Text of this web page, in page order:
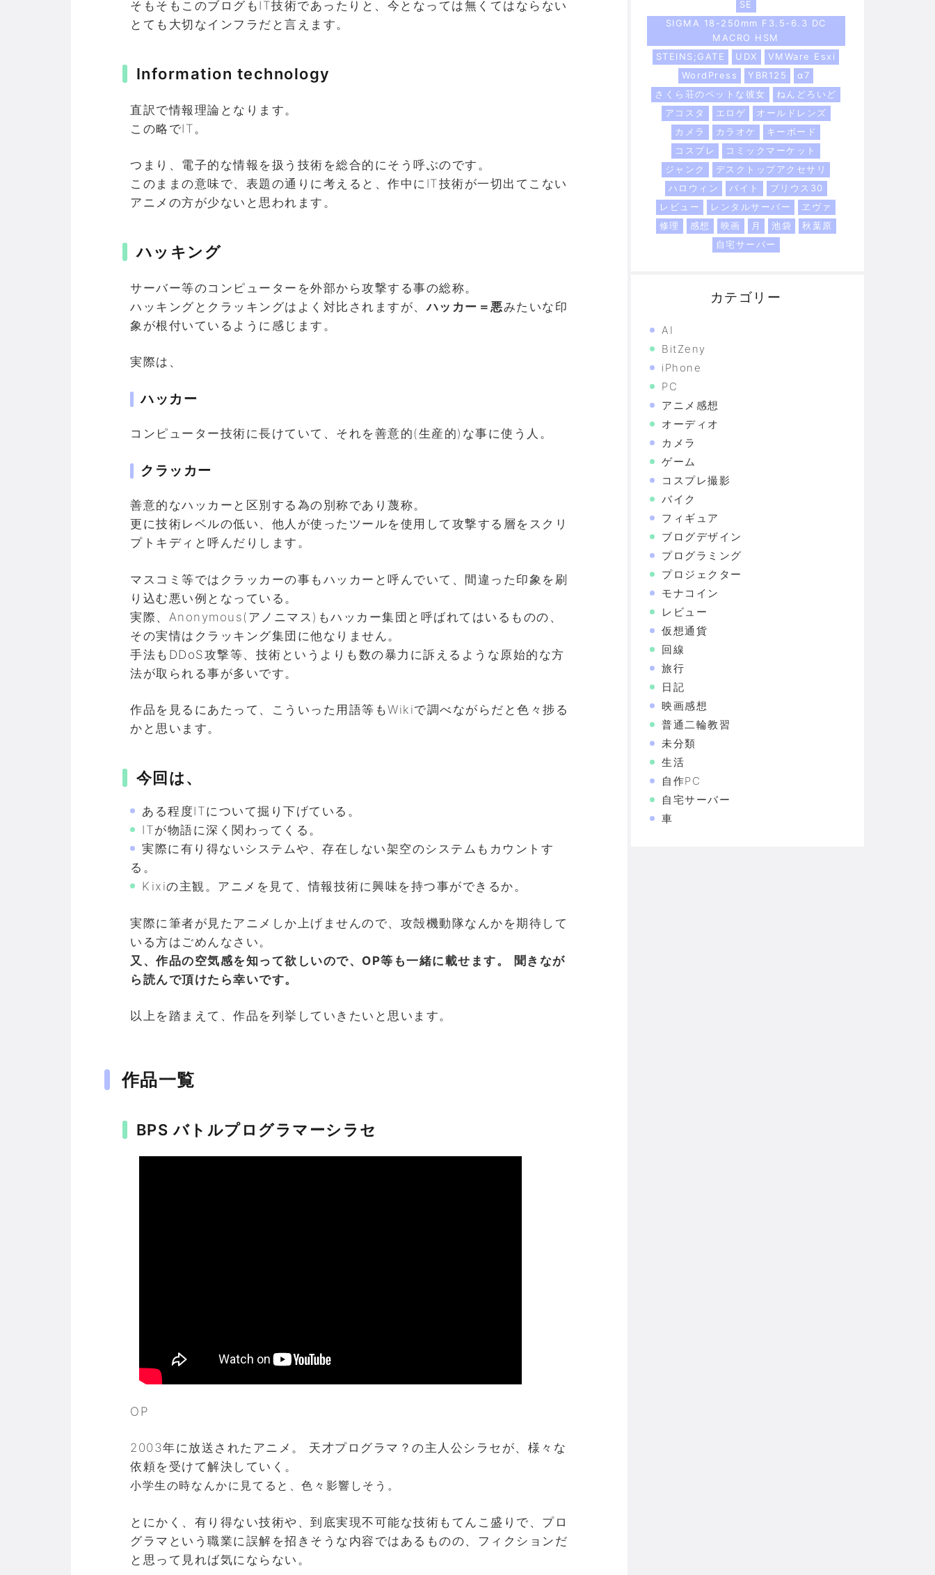
そもそもこのブログもIT技術であったりと、今となっては無くてはならない
とても大切なインフラだと言えます。
Information technology
直訳で情報理論となります。
この略でIT。
つまり、電子的な情報を扱う技術を総合的にそう呼ぶのです。
このままの意味で、表題の通りに考えると、作中にIT技術が一切出てこない
アニメの方が少ないと思われます。
ハッキング
サーバー等のコンピューターを外部から攻撃する事の総称。
ハッキングとクラッキングはよく対比されますが、ハッカー＝悪みたいな印
象が根付いているように感じます。
実際は、
ハッカー
コンピューター技術に長けていて、それを善意的(生産的)な事に使う人。
クラッカー
善意的なハッカーと区別する為の別称であり蔑称。
更に技術レベルの低い、他人が使ったツールを使用して攻撃する層をスクリ
プトキディと呼んだりします。
マスコミ等ではクラッカーの事もハッカーと呼んでいて、間違った印象を刷
り込む悪い例となっている。
実際、Anonymous(アノニマス)もハッカー集団と呼ばれてはいるものの、
その実情はクラッキング集団に他なりません。
手法も DDoS攻撃等、技術というよりも数の暴力に訴えるような原始的な方
法が取られる事が多いです。
作品を見るにあたって、こういった用語等もWikiで調べながらだと色々捗る
かと思います。
今回は、
ある程度ITについて掘り下げている。
ITが物語に深く関わってくる。
実際に有り得ないシステムや、存在しない架空のシステムもカウントす
る。
Kixiの主観。アニメを見て、情報技術に興味を持つ事ができるか。
実際に筆者が見たアニメしか上げませんので、攻殻機動隊なんかを期待して
いる方はごめんなさい。
又、作品の空気感を知って欲しいので、OP等も一緒に載せます。
聞きなが
ら読んで頂けたら幸いです。
以上を踏まえて、作品を列挙していきたいと思います。
作品一覧
BPS バトルプログラマーシラセ
OP
2003年に放送されたアニメ。 天才プログラマ？の主人公シラセが、様々な
依頼を受けて解決していく。
小学生の時なんかに見てると、色々影響しそう。
とにかく、有り得ない技術や、到底実現不可能な技術もてんこ盛りで、プロ
グラマという職業に誤解を招きそうな内容ではあるものの、フィクションだ
と思って見れば気にならない。
SE
SIGMA 18-250mm F3.5-6.3 DC
MACRO HSM
STEINS;GATE
UDX
VMWare Esxi
WordPress
YBR125
α7
さくら荘のペットな彼女
ねんどろいど
アコスタ
エロゲ
オールドレンズ
カメラ
カラオケ
キーボード
コスプレ
コミックマーケット
ジャンク
デスクトップアクセサリ
ハロウィン
バイト
プリウス30
レビュー
レンタルサーバー
ヱヴァ
修理
感想 映画 月 池袋
秋葉原
自宅サーバー
カテゴリー
AI
BitZeny
iPhone
PC
アニメ感想
オーディオ
カメラ
ゲーム
コスプレ撮影
バイク
フィギュア
ブログデザイン
プログラミング
プロジェクター
モナコイン
レビュー
仮想通貨
回線
旅行
日記
映画感想
普通二輪教習
未分類
生活
自作PC
自宅サーバー
車